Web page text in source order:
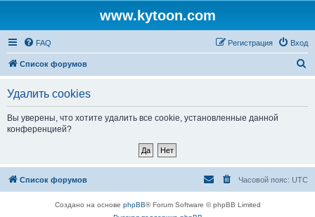
www.kytoon.com
FAQ Вход
Регистрация
Список форумов
Удалить cookies
Вы уверены, что хотите удалить все cookie, установленные данной
конференцией?
Список форумов Часовой пояс: UTC
Создано на основе phpBB® Forum Software © phpBB Limited